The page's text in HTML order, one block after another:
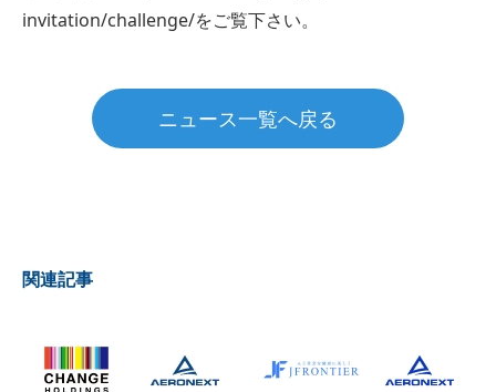
invitation/challenge/をご覧下さい。
ニュース一覧へ戻る
関連記事